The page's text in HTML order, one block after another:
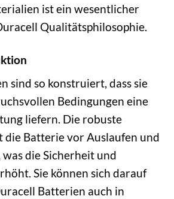
ist ein wesentlicher
Qualitätsphilosophie.
sind so konstruiert, dass sie
Bedingungen eine
liefern. Die robuste
die Batterie vor Auslaufen und
was die Sicherheit und
Sie können sich darauf
Batterien auch in